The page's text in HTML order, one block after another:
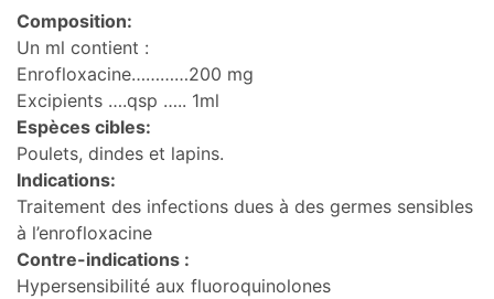
Composition:
Un ml contient :
Enrofloxacine…………200 mg
Excipients ….qsp ….. 1ml
Espèces cibles:
Poulets, dindes et lapins.
Indications:
Traitement des infections dues à des germes sensibles
à l’enrofloxacine
Contre-indications :
Hypersensibilité aux fluoroquinolones